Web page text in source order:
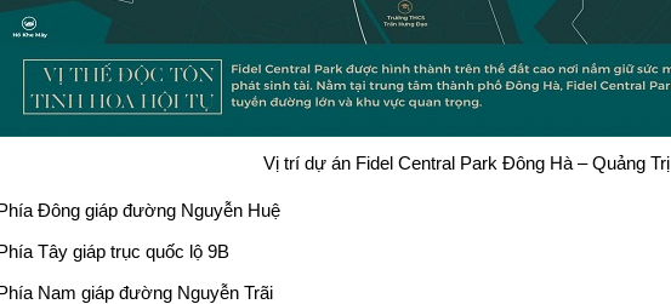
Vị trí dự án Fidel Central Park Đông Hà – Quảng Trị
Đông giáp đường Nguyễn Huệ
Tây giáp trục quốc lộ 9B
Nam giáp đường Nguyễn Trãi